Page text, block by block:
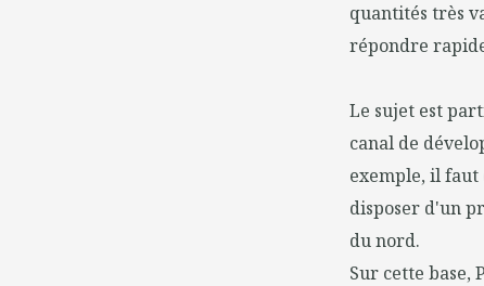
quantités très
répondre
Le sujet est
canal de
exemple, il faut
disposer d'un
du nord.
Sur cette base,